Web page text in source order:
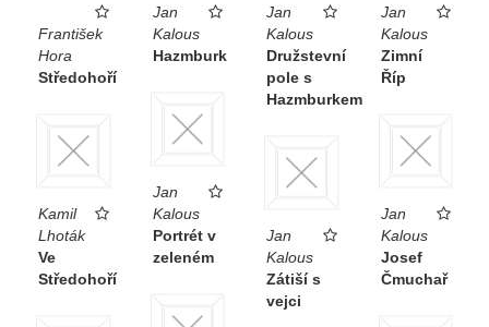
František
Hora
Středohoří
Jan
Kalous
Hazmburk
Jan
Kalous
Družstevní
pole s
Hazmburkem
Jan
Kalous
Zimní
Říp
Jan
Kalous
Portrét v
zeleném
Kamil
Lhoták
Ve
Středohoří
Jan
Kalous
Josef
Čmuchař
Jan
Kalous
Zátiší s
vejci